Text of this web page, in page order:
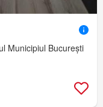
Municipiul București